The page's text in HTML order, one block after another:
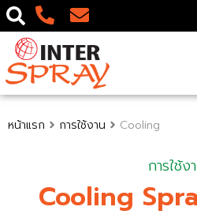
หน้าแรก การใช้งาน Cooling
การใช้ง
Cooling